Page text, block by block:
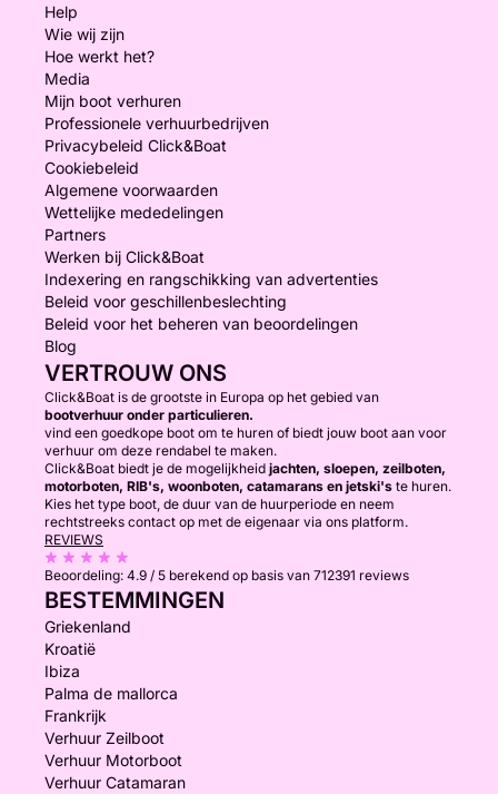
Help
Wie wij zijn
Hoe werkt het?
Media
Mijn boot verhuren
Professionele verhuurbedrijven
Privacybeleid Click&Boat
Cookiebeleid
Algemene voorwaarden
Wettelijke mededelingen
Partners
Werken bij Click&Boat
Indexering en rangschikking van advertenties
Beleid voor geschillenbeslechting
Beleid voor het beheren van beoordelingen
Blog
VERTROUW ONS
Click&Boat is de grootste in Europa op het gebied van
bootverhuur onder particulieren.
vind een goedkope boot om te huren of biedt jouw boot aan voor
verhuur om deze rendabel te maken.
Click&Boat biedt je de mogelijkheid jachten, sloepen, zeilboten,
motorboten, RIB's, woonboten, catamarans en jetski's te huren.
Kies het type boot, de duur van de huurperiode en neem
rechtstreeks contact op met de eigenaar via ons platform.
REVIEWS
Beoordeling: 4.9 / 5 berekend op basis van 712391 reviews
BESTEMMINGEN
Griekenland
Kroatië
Ibiza
Palma de mallorca
Frankrijk
Verhuur Zeilboot
Verhuur Motorboot
Verhuur Catamaran